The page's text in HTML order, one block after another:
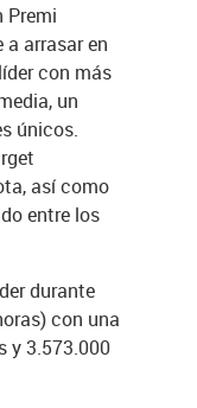
Premi
a arrasar en
con más
un
únicos.
así como
entre los
durante
con una
y 3.573.000